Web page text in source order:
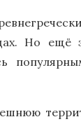
Но ещё